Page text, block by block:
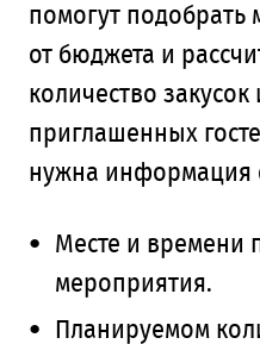
помогут подобрать
от бюджета и
количество закусок
приглашенных
нужна информация
Месте и времени
мероприятия.
Планируемом